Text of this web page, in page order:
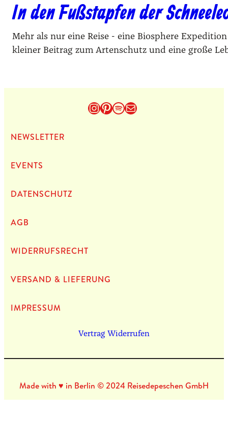
In den Fußstapfen der
Mehr als nur eine Reise - eine Biosphere
kleiner Beitrag zum Artenschutz und eine große
Instagram
Pinterest
Spotify
E-Mail
NEWS­LET­TER
EVENTS
DATEN­SCHUTZ
AGB
WIDERRUFSRECHT
VERSAND & LIEFERUNG
IMPRES­SUM
Vertrag Widerrufen
Made with ♥ in Berlin © 2024 Reisedepeschen GmbH